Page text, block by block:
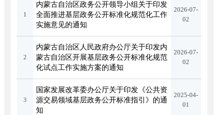
1
内蒙古自治区政务公开领导小组关于印发
全面推进基层政务公开标准化规范化工作
实施意见的通知
2026-07-
02
2
内蒙古自治区人民政府办公厅关于印发内
蒙古自治区开展基层政务公开标准化规范
化试点工作实施方案的通知
2026-07-
02
3
国家发展改革委办公厅关于印发《公共资
源交易领域基层政务公开标准指引》的通
知
2025-04-
01